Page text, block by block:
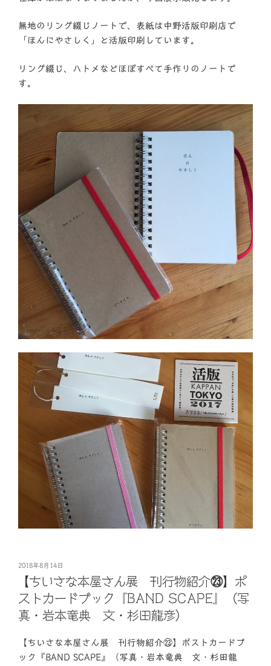
無地のリング綴じノートで、表紙は中野活版印刷店で
「ほんにやさしく」と活版印刷しています。
リング綴じ、ハトメなどほぼすべて手作りのノートで
す。
投
日:
2018年8月14日
【ちいさな本屋さん展 刊行物紹介㉓】ポ
ストカードブック『BAND SCAPE』（写
真・岩本竜典 文・杉田龍彦）
【ちいさな本屋さん展 刊行物紹介㉓】ポストカードブ
ック『BAND SCAPE』（写真・岩本竜典 文・杉田龍